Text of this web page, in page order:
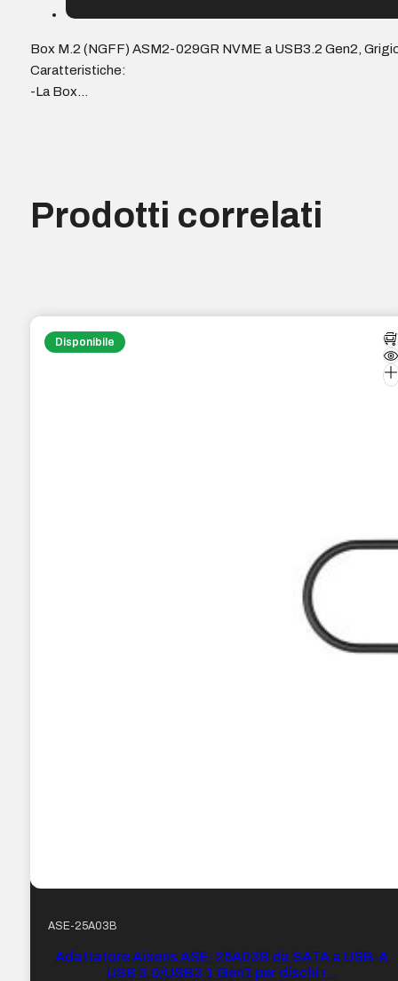
Box M.2 (NGFF) ASM2-029GR NVME a USB3.2 Gen2,
Caratteristiche:
-La Box…
Prodotti correlati
Disponibile
ASE-25A03B
Adattatore Aisens ASE-25A03B da SATA a USB-A
USB 3.0/USB3.1 Gen1 per dischi r…